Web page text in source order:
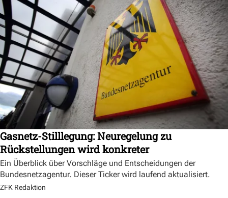
Gasnetz-Stilllegung: Neuregelung zu
Rückstellungen wird konkreter
Ein Überblick über Vorschläge und Entscheidungen der
Bundesnetzagentur. Dieser Ticker wird laufend aktualisiert.
ZFK Redaktion